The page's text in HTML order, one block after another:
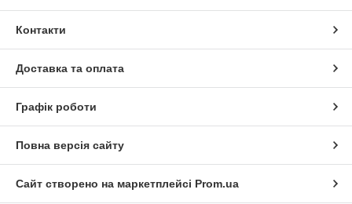
Контакти
Доставка та оплата
Графік роботи
Повна версія сайту
Сайт створено на маркетплейсі Prom.ua